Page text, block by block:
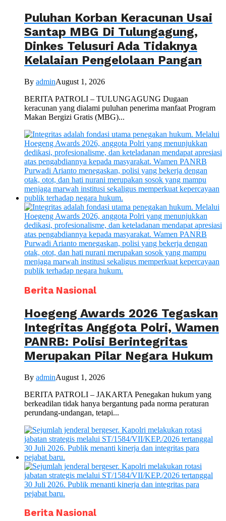
Puluhan Korban Keracunan Usai
Santap MBG Di Tulungagung,
Dinkes Telusuri Ada Tidaknya
Kelalaian Pengelolaan Pangan
By adminAugust 1, 2026
BERITA PATROLI – TULUNGAGUNG Dugaan
keracunan yang dialami puluhan penerima manfaat Program
Makan Bergizi Gratis (MBG)...
Berita Nasional
Hoegeng Awards 2026 Tegaskan
Integritas Anggota Polri, Wamen
PANRB: Polisi Berintegritas
Merupakan Pilar Negara Hukum
By adminAugust 1, 2026
BERITA PATROLI – JAKARTA Penegakan hukum yang
berkeadilan tidak hanya bergantung pada norma peraturan
perundang-undangan, tetapi...
Berita Nasional